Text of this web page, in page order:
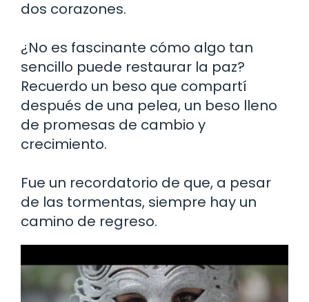
dos corazones.
¿No es fascinante cómo algo tan
sencillo puede restaurar la paz?
Recuerdo un beso que compartí
después de una pelea, un beso lleno
de promesas de cambio y
crecimiento.
Fue un recordatorio de que, a pesar
de las tormentas, siempre hay un
camino de regreso.